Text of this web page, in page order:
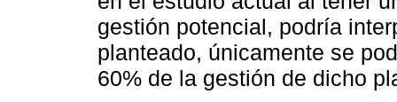
gestión potencial, podría
planteado, únicamente se
60% de la gestión de dicho